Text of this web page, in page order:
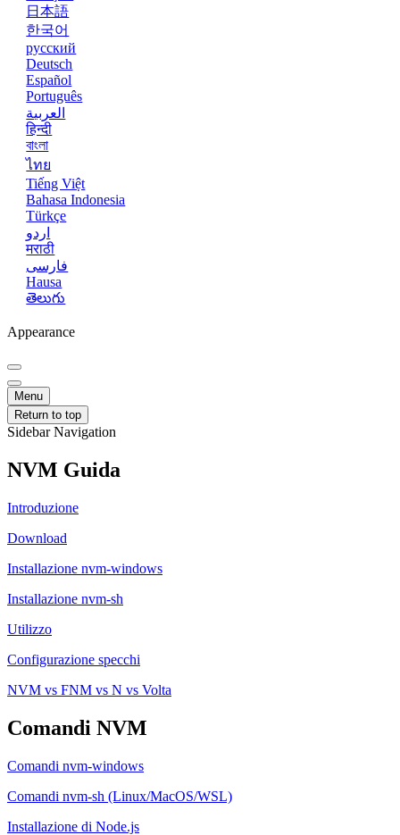
日本語
한국어
русский
Deutsch
Español
Português
العربية
हिन्दी
বাংলা
ไทย
Tiếng Việt
Bahasa Indonesia
Türkçe
اردو
मराठी
فارسی
Hausa
తెలుగు
Appearance
Menu
Return to top
Sidebar Navigation
NVM Guida
Introduzione
Download
Installazione nvm-windows
Installazione nvm-sh
Utilizzo
Configurazione specchi
NVM vs FNM vs N vs Volta
Comandi NVM
Comandi nvm-windows
Comandi nvm-sh (Linux/MacOS/WSL)
Installazione di Node.js